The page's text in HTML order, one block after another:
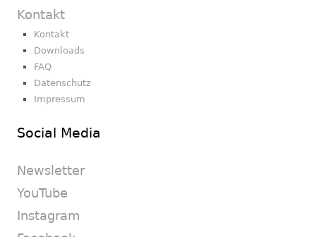
Kontakt
Kontakt
Downloads
FAQ
Datenschutz
Impressum
Social Media
Newsletter
YouTube
Instagram